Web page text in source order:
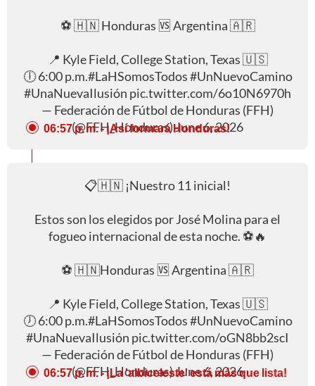
⚽️ 🇭🇳 Honduras 🆚 Argentina 🇦🇷
📍 Kyle Field, College Station, Texas 🇺🇸
🕕 6:00 p.m.#LaHSomosTodos#UnNuevoCamino
#UnaNuevaIlusión pic.twitter.com/6o10N6970h
— Federación de Fútbol de Honduras (FFH)
(@FFH_Honduras)June 6, 2026
06:57 p. m.- ¡Así formará Honduras!
📋🇭🇳 ¡Nuestro 11 inicial!
Estos son los elegidos por José Molina para el
fogueo internacional de esta noche. ⚽️🔥
⚽️ 🇭🇳Honduras 🆚 Argentina 🇦🇷
📍 Kyle Field, College Station, Texas 🇺🇸
🕖 6:00 p.m.#LaHSomosTodos#UnNuevoCamino
#UnaNuevaIlusión pic.twitter.com/oGN8bb2scI
— Federación de Fútbol de Honduras (FFH)
(@FFH_Honduras)June 6, 2026
06:57 p. m.- ¡La 'albiceleste' está más que lista!